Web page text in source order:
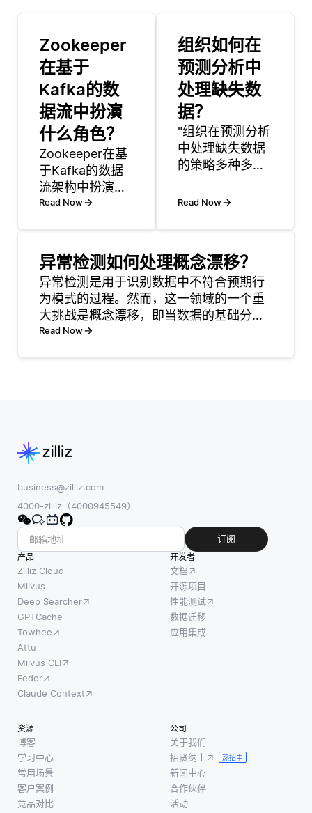
Zookeeper
在基于
Kafka的数
据流中扮演
什么角色？
Zookeeper在基
于Kafka的数据
流架构中扮演着
至关重要的角
分布式组件。它
作为一个集中服
务，用于维护配
置信息，提供分
布式同步，并启
用组服务。具体
Read Now
组织如何在
预测分析中
处理缺失数
据？
"组织在预测分析
中处理缺失数据
的策略多种多
少缺口对模型性
响。最常见的方
补、删除以及使
用能够直接处理
缺失值的算法。
插补是通过统计
Read Now
异常检测如何处理概念漂移？
异常检测是用于识别数据中不符合预期行
为模式的过程。然而，这一领域的一个重
大挑战是概念漂移，即当数据的基础分布
随时间变化时发生的现象。为了解决这个
Read Now
business@zilliz.com
4000-zilliz（4000945549）
订阅
产品
Zilliz Cloud
Milvus
Deep Searcher
GPTCache
Towhee
Attu
Milvus CLI
Feder
Claude Context
开发者
文档
开源项目
性能测试
数据迁移
应用集成
资源
博客
学习中心
常用场景
客户案例
竞品对比
公司
关于我们
招贤纳士
热招中
新闻中心
合作伙伴
活动